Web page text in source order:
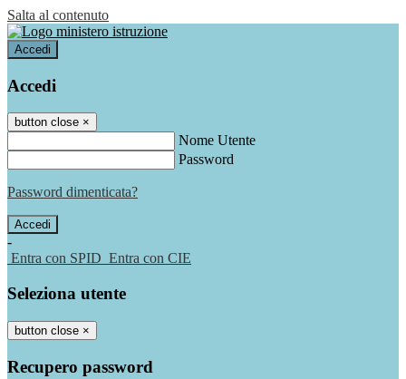
Salta al contenuto
Accedi
Accedi
button close ×
Nome Utente
Password
Password dimenticata?
-
Entra con SPID Entra con CIE
Seleziona utente
button close ×
Recupero password